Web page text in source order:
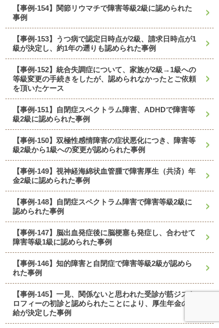
【事例-154】関節リウマチで障害等級2級に認められた
事例
【事例-153】うつ病で認定日時点が2級、請求日時点が1
級が決定し、約1年の遡りも認められた事例
【事例-152】統合失調症について、家族が2級→1級への
等級変更の手続きをしたが、認められなかったとご依頼
を頂いたケース
【事例-151】自閉症スペクトラム障害、ADHDで障害等
級2級に認められた事例
【事例-150】双極性感情障害の症状悪化につき、障害等
級2級から1級への変更が認められた事例
【事例-149】視神経海綿状血管腫で障害厚生（共済）年
金2級に認められた事例
【事例-148】自閉症スペクトラム障害で障害等級2級に
認められた事例
【事例-147】脳出血発症後に脳梗塞も発症し、合わせて
障害等級1級に認められた事例
【事例-146】知的障害と自閉症で障害等級2級が認めら
れた事例
【事例-145】一見、関係ないと思われた受診が筋ジスト
ロフィーの初診と認められたことにより、厚生年金の受
給が決定した事例